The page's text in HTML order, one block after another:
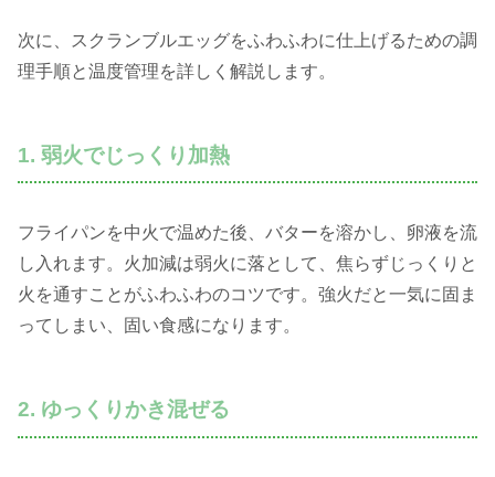
次に、スクランブルエッグをふわふわに仕上げるための調
理手順と温度管理を詳しく解説します。
1. 弱火でじっくり加熱
フライパンを中火で温めた後、バターを溶かし、卵液を流
し入れます。火加減は弱火に落として、焦らずじっくりと
火を通すことがふわふわのコツです。強火だと一気に固ま
ってしまい、固い食感になります。
2. ゆっくりかき混ぜる